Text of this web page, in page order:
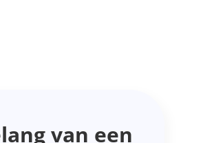
van een